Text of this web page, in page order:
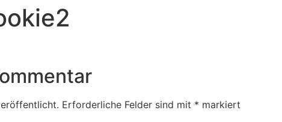
Erforderliche Felder sind mit * markiert